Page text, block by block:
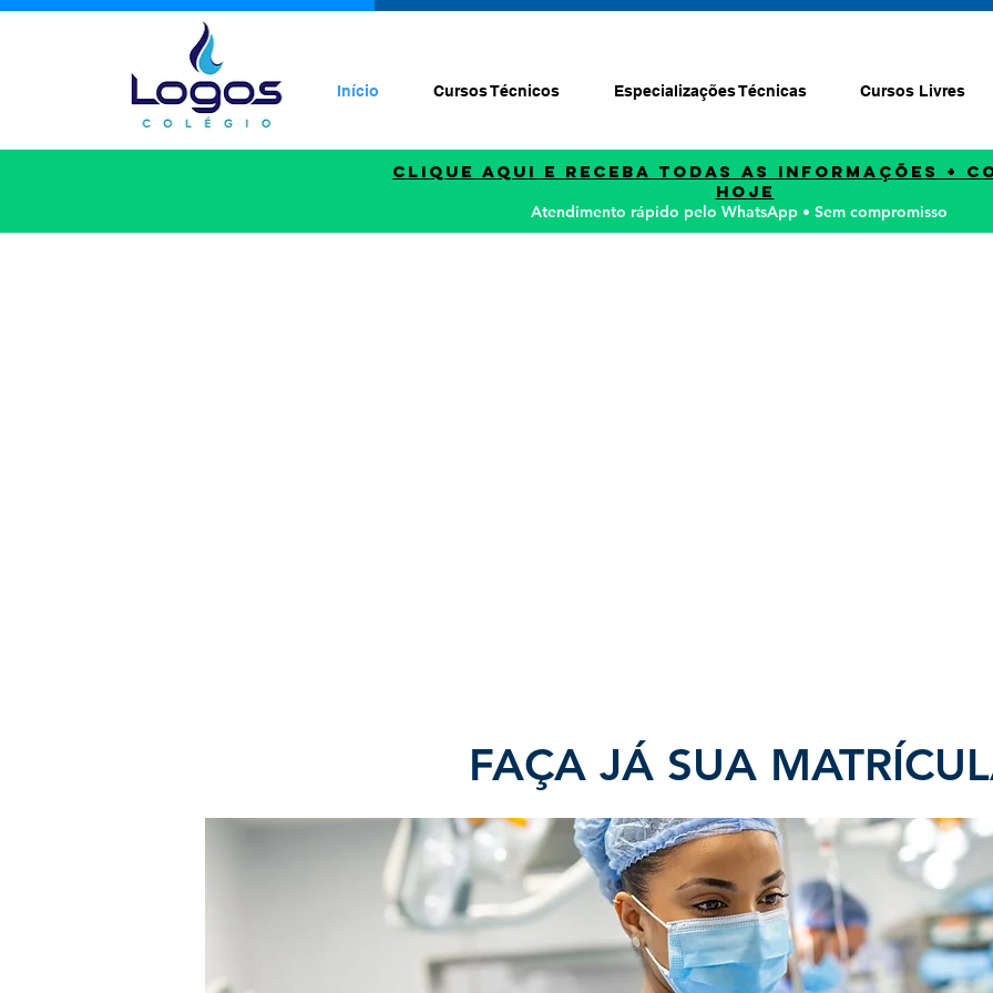
Início Cursos Técnicos Especializações Técnicas Cursos Livres
CLIQUE AQUI E Receba TODAS as informações +
HOJE
Atendimento rápido pelo WhatsApp • Sem compromisso
FAÇA JÁ SUA
Clique aqui!